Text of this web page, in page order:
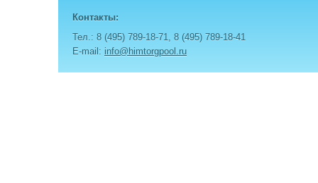
Контакты:
Тел.: 8 (495) 789-18-71, 8 (495) 789-18-41
E-mail: info@himtorgpool.ru